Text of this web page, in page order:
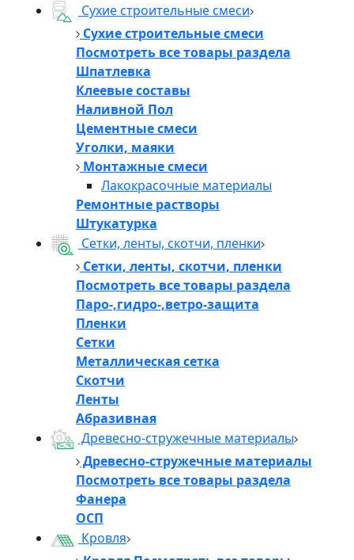
Сухие строительные смеси
Сухие строительные смеси
Посмотреть все товары раздела
Шпатлевка
Клеевые составы
Наливной Пол
Цементные смеси
Уголки, маяки
Монтажные смеси
Лакокрасочные материалы
Ремонтные растворы
Штукатурка
Сетки, ленты, скотчи, пленки
Сетки, ленты, скотчи, пленки
Посмотреть все товары раздела
Паро-,гидро-,ветро-защита
Пленки
Сетки
Металлическая сетка
Скотчи
Ленты
Абразивная
Древесно-стружечные материалы
Древесно-стружечные материалы
Посмотреть все товары раздела
Фанера
ОСП
Кровля